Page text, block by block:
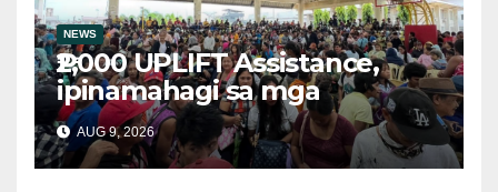
NEWS
₱2,000 UPLIFT Assistance,
ipinamahagi sa mga
kwalipikadong benepisyaryo
sa Victoria, Oriental Mindoro
AUG 9, 2026